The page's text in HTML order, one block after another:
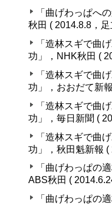
「曲げわっぱへ
秋田 ( 2014.8.8，
「造林スギで曲
功」，NHK秋田 (
「造林スギで曲
功」，おおだて新
「造林スギで曲
功」，毎日新聞 (
「造林スギで曲
功」，秋田魁新報
「曲げわっぱの
ABS秋田 (
「曲げわっぱの